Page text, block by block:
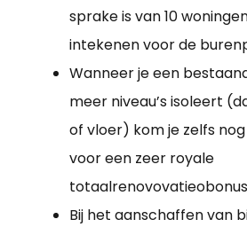
sprake is van 10
intekenen voor de
Wanneer je een
meer niveau’s isoleert
of vloer) kom je zelfs
voor een zeer royale
Bij het aanschaffen van